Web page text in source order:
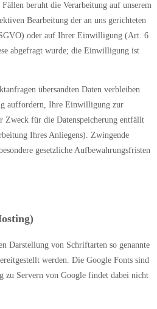
beruht die Verarbeitung auf unserem
Bearbeitung der an uns gerichteten
oder auf Ihrer Einwilligung (Art. 6
abgefragt wurde; die Einwilligung ist
übersandten Daten verbleiben
auffordern, Ihre Einwilligung zur
Zweck für die Datenspeicherung entfällt
Ihres Anliegens). Zwingende
gesetzliche Aufbewahrungsfristen
Darstellung von Schriftarten so genannte
werden. Die Google Fonts sind
zu Servern von Google findet dabei nicht